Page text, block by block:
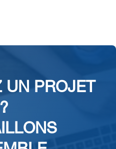
PROJET
?